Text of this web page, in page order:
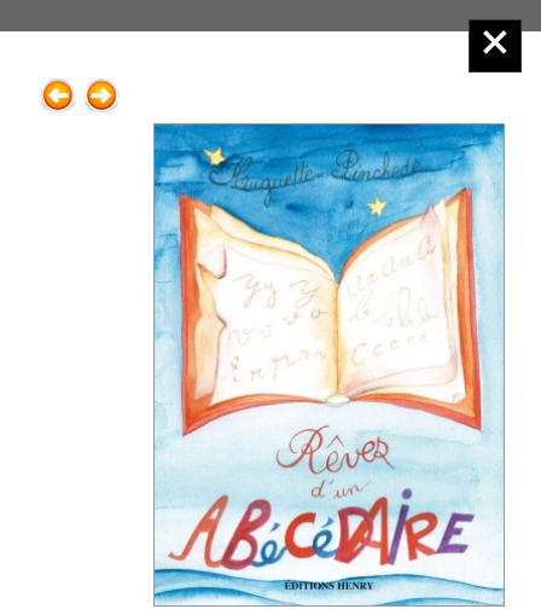
Menu principal :
3.Jeune public